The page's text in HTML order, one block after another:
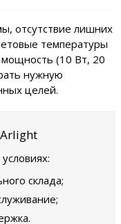
отсутствие лишних
температуры
(10 Вт, 20
нужную
целей.
склада;